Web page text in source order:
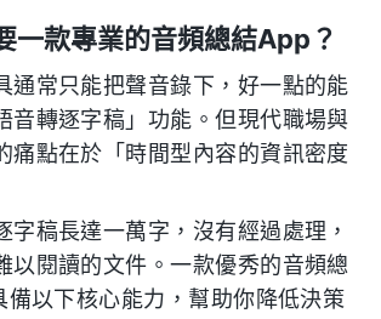
一款專業的音頻總結App？
通常只能把聲音錄下，好一點的能
音轉逐字稿」功能。但現代職場與
痛點在於「時間型內容的資訊密度
字稿長達一萬字，沒有經過處理，
以閱讀的文件。一款優秀的音頻總
備以下核心能力，幫助你降低決策